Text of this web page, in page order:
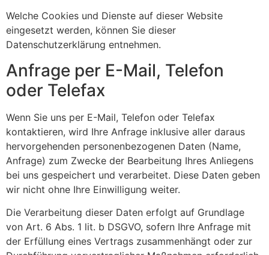
Welche Cookies und Dienste auf dieser Website
eingesetzt werden, können Sie dieser
Datenschutzerklärung entnehmen.
Anfrage per E-Mail, Telefon
oder Telefax
Wenn Sie uns per E-Mail, Telefon oder Telefax
kontaktieren, wird Ihre Anfrage inklusive aller daraus
hervorgehenden personenbezogenen Daten (Name,
Anfrage) zum Zwecke der Bearbeitung Ihres Anliegens
bei uns gespeichert und verarbeitet. Diese Daten geben
wir nicht ohne Ihre Einwilligung weiter.
Die Verarbeitung dieser Daten erfolgt auf Grundlage
von Art. 6 Abs. 1 lit. b DSGVO, sofern Ihre Anfrage mit
der Erfüllung eines Vertrags zusammenhängt oder zur